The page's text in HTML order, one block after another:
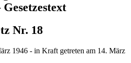
Nr. 18
1946 - in Kraft getreten am 14. März